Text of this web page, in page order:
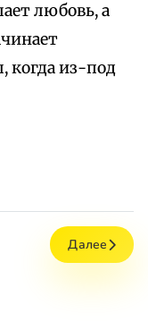
любовь, а
когда из-под
Далее